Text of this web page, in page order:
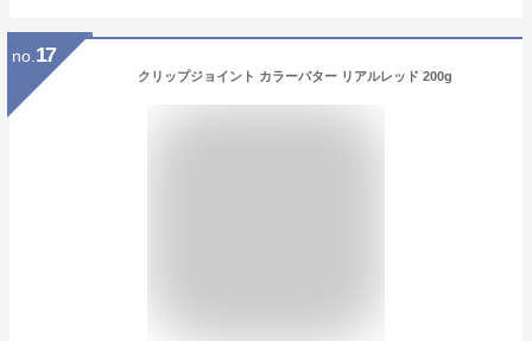
no. 17
クリップジョイント カラーバター リアルレッド 200g